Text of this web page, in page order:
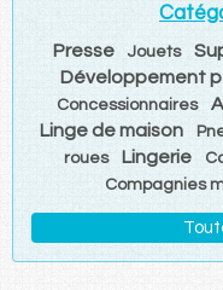
Presse Jouets
Développement
Concessionnaires
Linge de maison
roues
Lingerie
Compagnies